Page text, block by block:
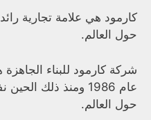
كارمود هي علامة تجارية
حول العالم.
شركة كارمود للبناء
حول العالم.